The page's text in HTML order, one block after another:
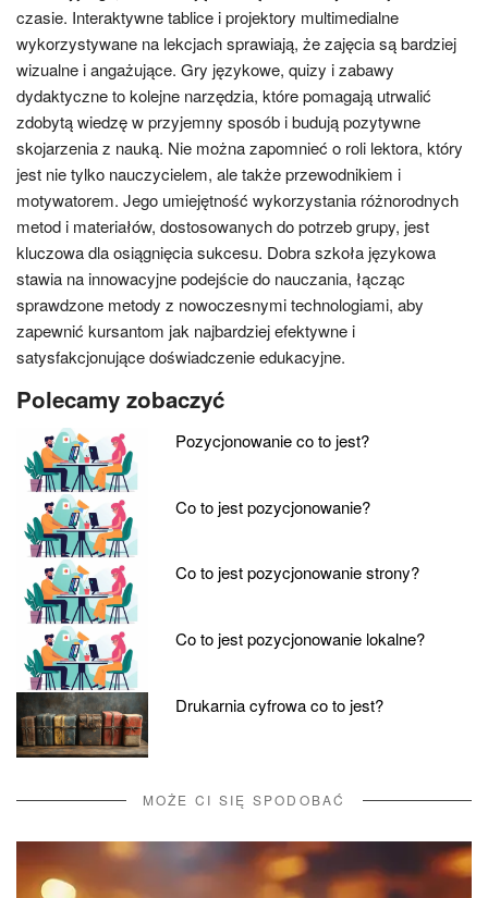
czasie. Interaktywne tablice i projektory multimedialne
wykorzystywane na lekcjach sprawiają, że zajęcia są bardziej
wizualne i angażujące. Gry językowe, quizy i zabawy
dydaktyczne to kolejne narzędzia, które pomagają utrwalić
zdobytą wiedzę w przyjemny sposób i budują pozytywne
skojarzenia z nauką. Nie można zapomnieć o roli lektora, który
jest nie tylko nauczycielem, ale także przewodnikiem i
motywatorem. Jego umiejętność wykorzystania różnorodnych
metod i materiałów, dostosowanych do potrzeb grupy, jest
kluczowa dla osiągnięcia sukcesu. Dobra szkoła językowa
stawia na innowacyjne podejście do nauczania, łącząc
sprawdzone metody z nowoczesnymi technologiami, aby
zapewnić kursantom jak najbardziej efektywne i
satysfakcjonujące doświadczenie edukacyjne.
Polecamy zobaczyć
Pozycjonowanie co to jest?
Co to jest pozycjonowanie?
Co to jest pozycjonowanie strony?
Co to jest pozycjonowanie lokalne?
Drukarnia cyfrowa co to jest?
MOŻE CI SIĘ SPODOBAĆ